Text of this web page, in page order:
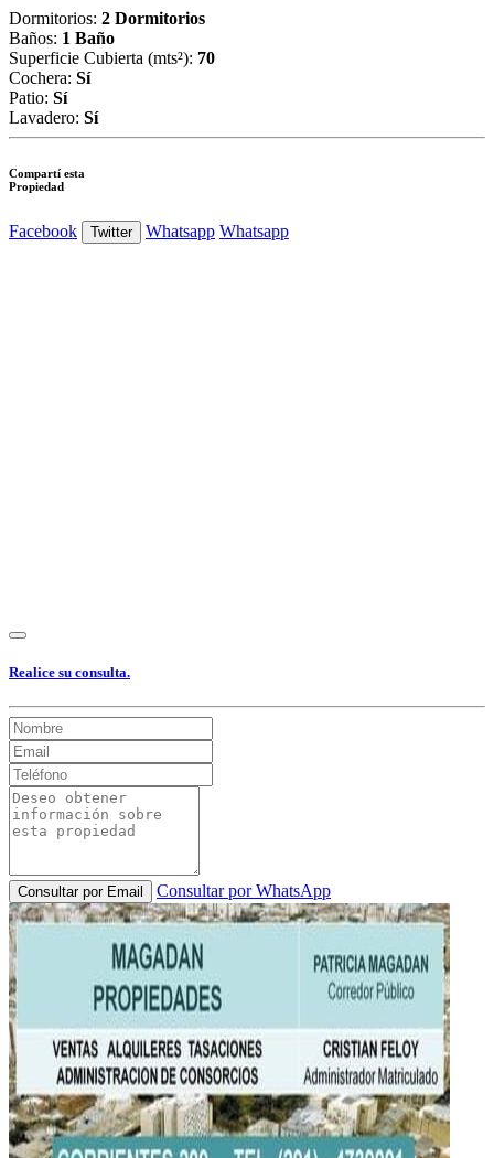
Dormitorios: 2 Dormitorios
Baños: 1 Baño
Superficie Cubierta (mts²): 70
Cochera: Sí
Patio: Sí
Lavadero: Sí
Compartí esta
Propiedad
Facebook Twitter Whatsapp Whatsapp
Realice su consulta.
Consultar por Email Consultar por WhatsApp